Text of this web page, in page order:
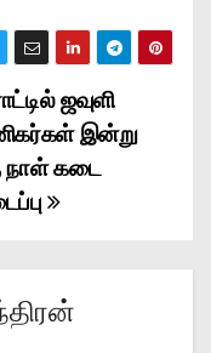
ஜவுளி
இன்று
நாள் கடை